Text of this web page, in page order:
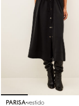
PARISA vestido